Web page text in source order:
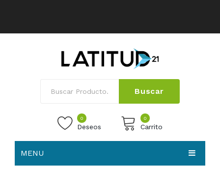
Buscar
0
Deseos
0
Carrito
MENU